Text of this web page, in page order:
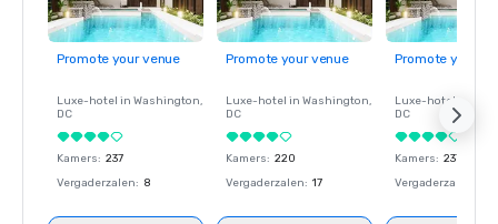
Promote your venue
Luxe-hotel in Washington,
DC
Kamers: 237
Vergaderzalen: 8
Promote your venue
Luxe-hotel in Washington,
DC
Kamers: 220
Vergaderzalen: 17
Promote your
Luxe-hotel in
DC
Kamers: 237
Vergaderzalen